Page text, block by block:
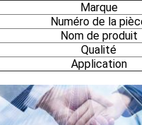
Marque
Numéro de la
Nom de produit
Qualité
Application